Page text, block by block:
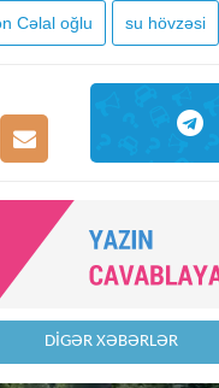
Cəlal oğlu su hövzəsi
DİGƏR XƏBƏRLƏR